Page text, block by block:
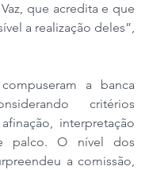
que acredita e que
a realização deles”,
a banca
critérios
interpretação
palco. O nível dos
a comissão,